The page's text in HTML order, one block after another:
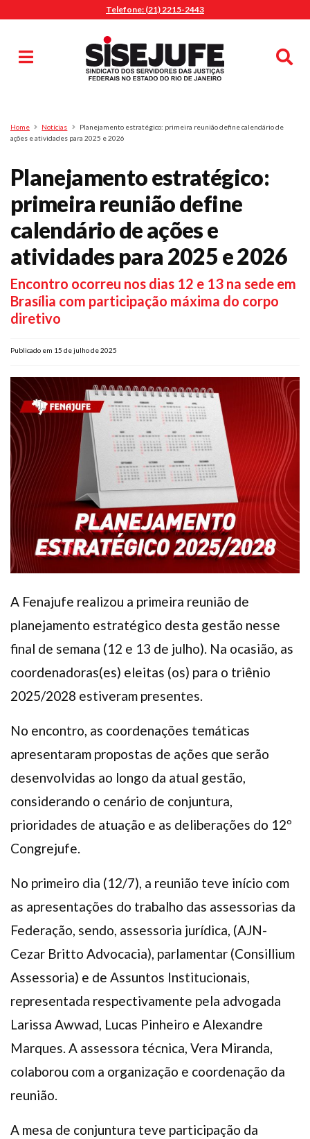
Telefone: (21) 2215-2443
Pesquisa
Home Notícias
Planejamento estratégico: primeira reunião define calendário de
ações e atividades para 2025 e 2026
Planejamento estratégico:
primeira reunião define
calendário de ações e
atividades para 2025 e 2026
Encontro ocorreu nos dias 12 e 13 na sede em
Brasília com participação máxima do corpo
diretivo
Publicado em 15 de julho de 2025
A Fenajufe realizou a primeira reunião de
planejamento estratégico desta gestão nesse
final de semana (12 e 13 de julho). Na ocasião, as
coordenadoras(es) eleitas (os) para o triênio
2025/2028 estiveram presentes.
No encontro, as coordenações temáticas
apresentaram propostas de ações que serão
desenvolvidas ao longo da atual gestão,
considerando o cenário de conjuntura,
prioridades de atuação e as deliberações do 12º
Congrejufe.
No primeiro dia (12/7), a reunião teve início com
as apresentações do trabalho das assessorias da
Federação, sendo, assessoria jurídica, (AJN-
Cezar Britto Advocacia), parlamentar (Consillium
Assessoria) e de Assuntos Institucionais,
representada respectivamente pela advogada
Larissa Awwad, Lucas Pinheiro e Alexandre
Marques. A assessora técnica, Vera Miranda,
colaborou com a organização e coordenação da
reunião.
A mesa de conjuntura teve participação da
MENU
Sindicalize-se
Jurídico
O Sindicato
Agenda
Casa do Alto
Sede Campestre
Nossos Convênios
Gympass Wellhub
Seguro Auto
Plano de Saúde
Assistência Funeral
Facebook InstagramTwitter YoutubeTikTok Whatsapp